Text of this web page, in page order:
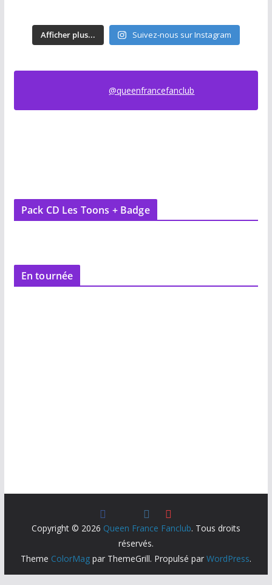
Afficher plus... Suivez-nous sur Instagram
@queenfrancefanclub
Pack CD Les Toons + Badge
En tournée
Copyright © 2026 Queen France Fanclub. Tous droits
réservés.
Theme ColorMagpar ThemeGrill. Propulsé par WordPress.